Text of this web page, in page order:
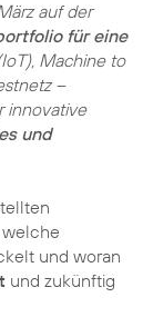
auf der
für eine
Machine to
–
innovative
und
welche
und woran
und zukünftig